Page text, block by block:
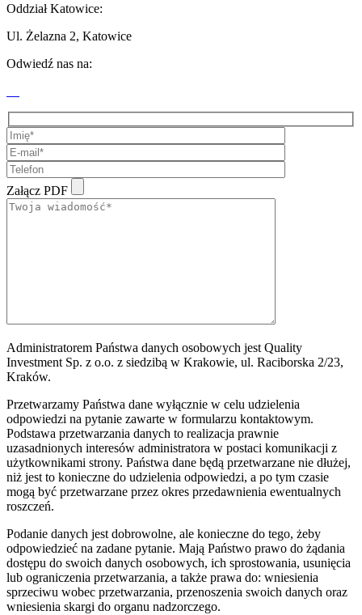
Oddział Katowice:
Ul. Żelazna 2, Katowice
Odwiedź nas na:
Załącz PDF
Administratorem Państwa danych osobowych jest Quality
Investment Sp. z o.o. z siedzibą w Krakowie, ul. Raciborska 2/23,
Kraków.
Przetwarzamy Państwa dane wyłącznie w celu udzielenia
odpowiedzi na pytanie zawarte w formularzu kontaktowym.
Podstawa przetwarzania danych to realizacja prawnie
uzasadnionych interesów administratora w postaci komunikacji z
użytkownikami strony. Państwa dane będą przetwarzane nie dłużej,
niż jest to konieczne do udzielenia odpowiedzi, a po tym czasie
mogą być przetwarzane przez okres przedawnienia ewentualnych
roszczeń.
Podanie danych jest dobrowolne, ale konieczne do tego, żeby
odpowiedzieć na zadane pytanie. Mają Państwo prawo do żądania
dostępu do swoich danych osobowych, ich sprostowania, usunięcia
lub ograniczenia przetwarzania, a także prawa do: wniesienia
sprzeciwu wobec przetwarzania, przenoszenia swoich danych oraz
wniesienia skargi do organu nadzorczego.